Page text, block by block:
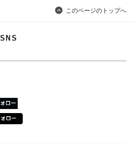
このページのトップへ